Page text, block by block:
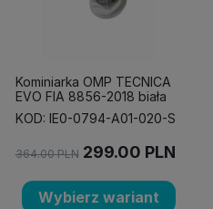
Kominiarka OMP TECNICA
EVO FIA 8856-2018 biała
KOD: IE0-0794-A01-020-S
364.00 PLN 299.00 PLN
Wybierz wariant